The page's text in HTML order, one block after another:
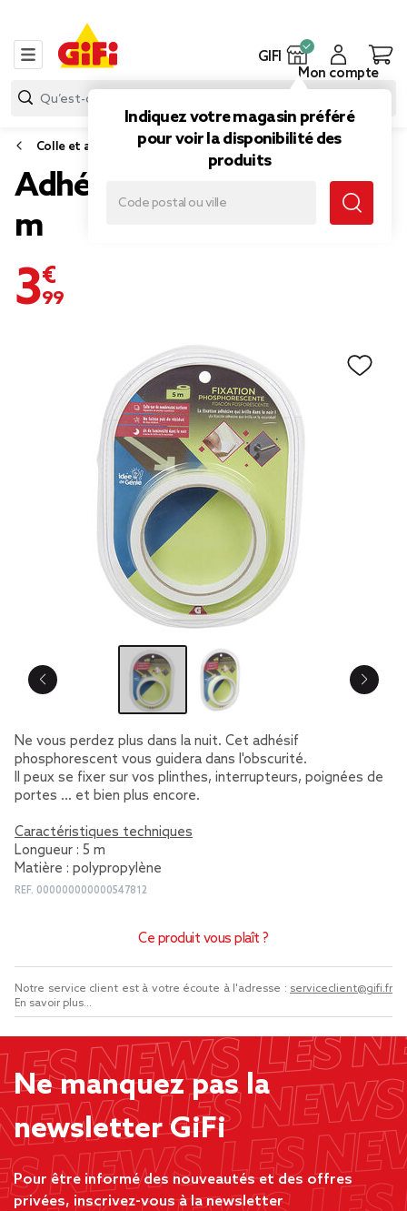
GIFI
Indiquez votre magasin préféré
pour voir la disponibilité des
produits
Mon compte
Colle et adhésif
Adhésif phosphorescent 5
m
3,99 €
Ne vous perdez plus dans la nuit. Cet adhésif
phosphorescent vous guidera dans l'obscurité.
Il peux se fixer sur vos plinthes, interrupteurs, poignées de
portes … et bien plus encore.
Caractéristiques techniques
Longueur : 5 m
Matière : polypropylène
REF. 000000000000547812
Ce produit vous plaît ?
Notre service client est à votre écoute à l'adresse : serviceclient@gifi.fr
En savoir plus...
Ne manquez pas la
newsletter GiFi
Pour être informé des nouveautés et des offres
privées, inscrivez-vous à la newsletter